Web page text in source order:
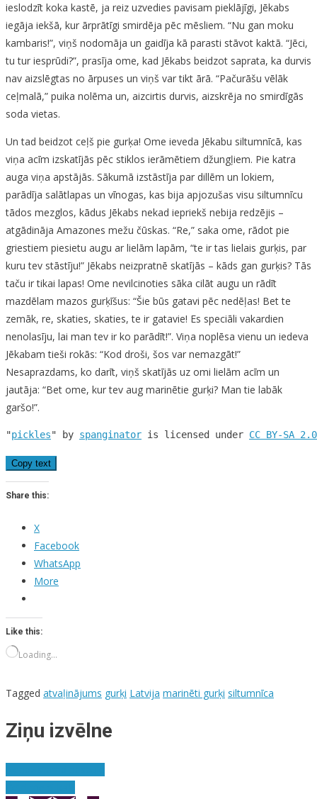
ieslodzīt koka kastē, ja reiz uzvedies pavisam pieklājīgi, Jēkabs
iegāja iekšā, kur ārprātīgi smirdēja pēc mēsliem. “Nu gan moku
kambaris!”, viņš nodomāja un gaidīja kā parasti stāvot kaktā. “Jēci,
tu tur iesprūdi?”, prasīja ome, kad Jēkabs beidzot saprata, ka durvis
nav aizslēgtas no ārpuses un viņš var tikt ārā. “Pačurāšu vēlāk
ceļmalā,” puika nolēma un, aizcirtis durvis, aizskrēja no smirdīgās
soda vietas.
Un tad beidzot ceļš pie gurķa! Ome ieveda Jēkabu siltumnīcā, kas
viņa acīm izskatījās pēc stiklos ierāmētiem džungļiem. Pie katra
auga viņa apstājās. Sākumā izstāstīja par dillēm un lokiem,
parādīja salātlapas un vīnogas, kas bija apjozušas visu siltumnīcu
tādos mezglos, kādus Jēkabs nekad iepriekš nebija redzējis –
atgādināja Amazones mežu čūskas. “Re,” saka ome, rādot pie
griestiem piesietu augu ar lielām lapām, “te ir tas lielais gurķis, par
kuru tev stāstīju!” Jēkabs neizpratnē skatījās – kāds gan gurķis? Tās
taču ir tikai lapas! Ome nevilcinoties sāka cilāt augu un rādīt
mazdēlam mazos gurķīšus: “Šie būs gatavi pēc nedēļas! Bet te
zemāk, re, skaties, skaties, te ir gatavie! Es speciāli vakardien
nenolasīju, lai man tev ir ko parādīt!”. Viņa noplēsa vienu un iedeva
Jēkabam tieši rokās: “Kod droši, šos var nemazgāt!”
Nesaprazdams, ko darīt, viņš skatījās uz omi lielām acīm un
jautāja: “Bet ome, kur tev aug marinētie gurķi? Man tie labāk
garšo!”.
"pickles" by spanginator is licensed under CC BY-SA 2.0
Copy text
Share this:
X
Facebook
WhatsApp
More
Like this:
Loading…
Tagged atvaļinājums gurķi Latvija marinēti gurķi siltumnīca
Ziņu izvēlne